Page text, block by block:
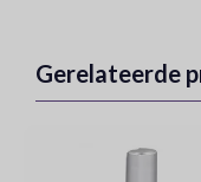
Gerelateerde